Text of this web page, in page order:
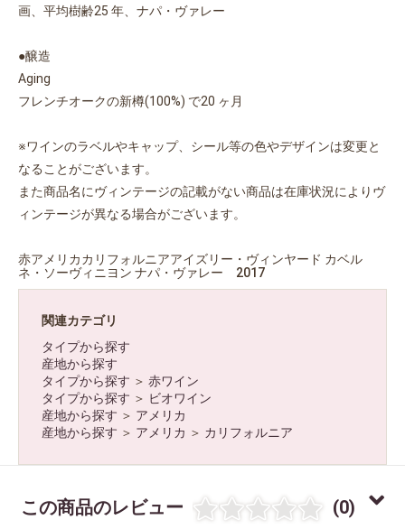
画、平均樹齢25 年、ナパ・ヴァレー
●醸造
Aging
フレンチオークの新樽(100%) で20 ヶ月
※ワインのラベルやキャップ、シール等の色やデザインは変更と
なることがございます。
また商品名にヴィンテージの記載がない商品は在庫状況によりヴ
ィンテージが異なる場合がございます。
赤アメリカカリフォルニアアイズリー・ヴィンヤード カベル
ネ・ソーヴィニヨン ナパ・ヴァレー 2017
関連カテゴリ
タイプから探す
産地から探す
タイプから探す ＞ 赤ワイン
タイプから探す ＞ ビオワイン
産地から探す ＞ アメリカ
産地から探す ＞ アメリカ ＞ カリフォルニア
この商品のレビュー (0)